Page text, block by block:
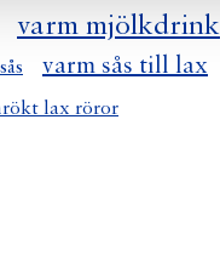
varm mjölkdrink
varm sås till lax
lax röror